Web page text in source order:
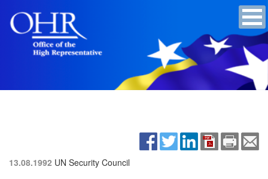
13.08.1992 UN Security Council